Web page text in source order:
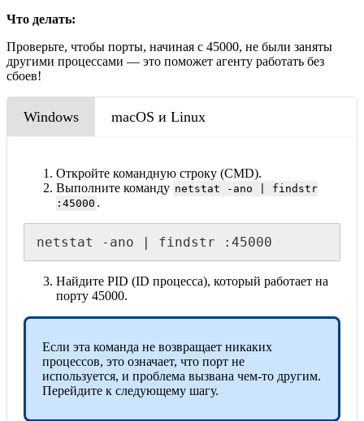
Что делать:
Проверьте, чтобы порты, начиная с 45000, не были заняты
другими процессами — это поможет агенту работать без
сбоев!
Windows macOS и Linux
Откройте командную строку (CMD).
Выполните команду netstat -ano | findstr
:45000 .
netstat -ano | findstr :45000
Найдите PID (ID процесса), который работает на
порту 45000.
Если эта команда не возвращает никаких
процессов, это означает, что порт не
используется, и проблема вызвана чем-то другим.
Перейдите к следующему шагу.